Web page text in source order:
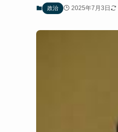
政治 2025年7月3日